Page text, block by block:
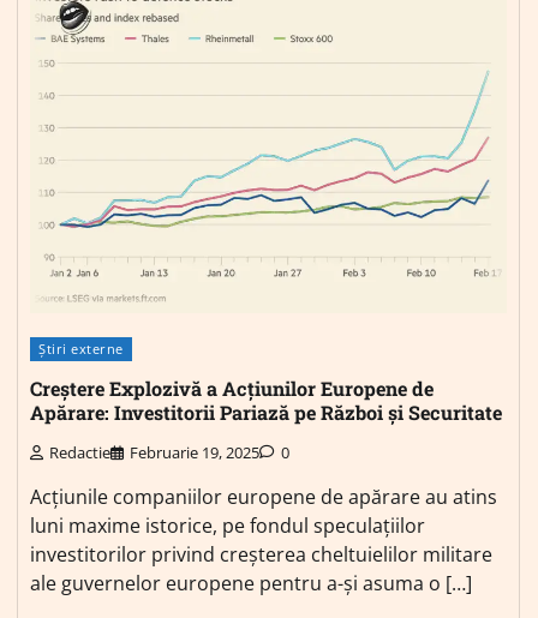
Știri externe
Creștere Explozivă a Acțiunilor Europene de
Apărare: Investitorii Pariază pe Război și Securitate
Redactie Februarie 19, 2025 0
Acțiunile companiilor europene de apărare au atins
luni maxime istorice, pe fondul speculațiilor
investitorilor privind creșterea cheltuielilor militare
ale guvernelor europene pentru a-și asuma o […]